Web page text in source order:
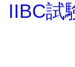
IIBC試